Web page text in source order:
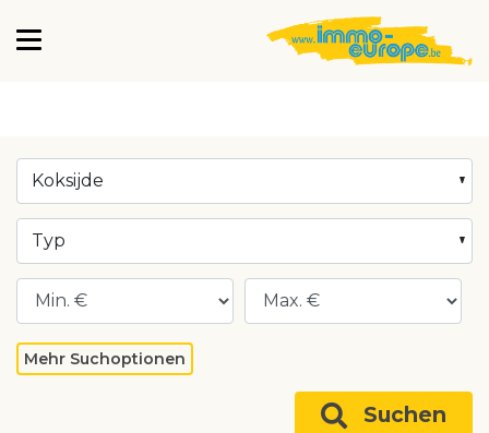
Koksijde
Typ
Mehr Suchoptionen
Suchen